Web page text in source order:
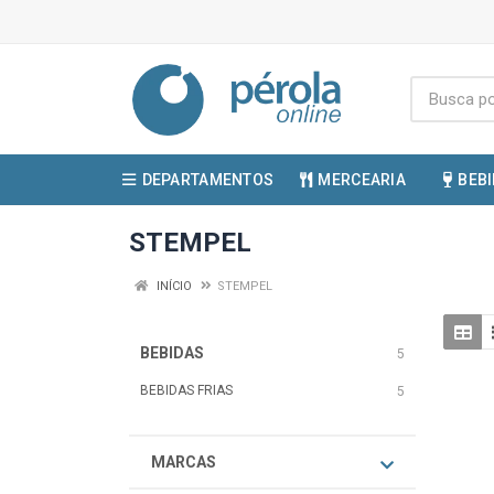
DEPARTAMENTOS MERCEARIA
STEMPEL
INÍCIO STEMPEL
BEBIDAS 5
BEBIDAS FRIAS 5
MARCAS